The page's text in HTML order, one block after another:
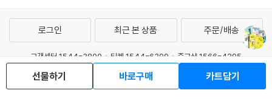
선물하기 바로구매 카트담기
로그인 최근 본 상품 주문/배송
고객센터 1544-3800 티켓 1544-6399
중고샵 1566-4295
예스이십사(주) 사업자 정보